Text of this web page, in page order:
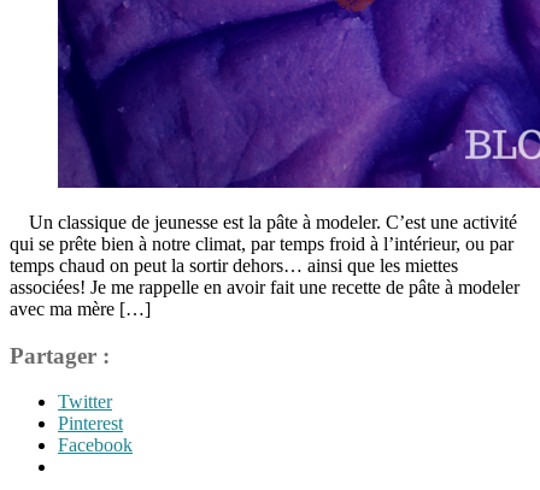
Un classique de jeunesse est la pâte à modeler. C’est une activité
qui se prête bien à notre climat, par temps froid à l’intérieur, ou par
temps chaud on peut la sortir dehors… ainsi que les miettes
associées! Je me rappelle en avoir fait une recette de pâte à modeler
avec ma mère […]
Partager :
Twitter
Pinterest
Facebook